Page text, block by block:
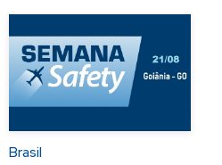
Brasil